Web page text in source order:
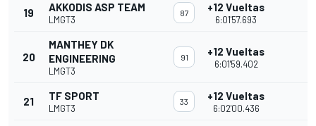
19 AKKODIS ASP TEAM
LMGT3
87 +12 Vueltas
6:01'57.693
20
MANTHEY DK
ENGINEERING
LMGT3
91 +12 Vueltas
6:01'59.402
21 TF SPORT
LMGT3
33 +12 Vueltas
6:02'00.436